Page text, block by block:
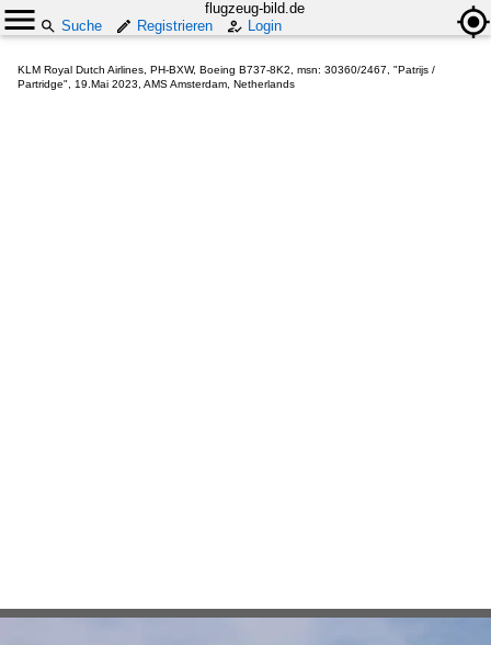
flugzeug-bild.de
Suche
Registrieren Login
KLM Royal Dutch Airlines, PH-BXW, Boeing B737-8K2, msn: 30360/2467, "Patrijs /
Partridge", 19.Mai 2023, AMS Amsterdam, Netherlands